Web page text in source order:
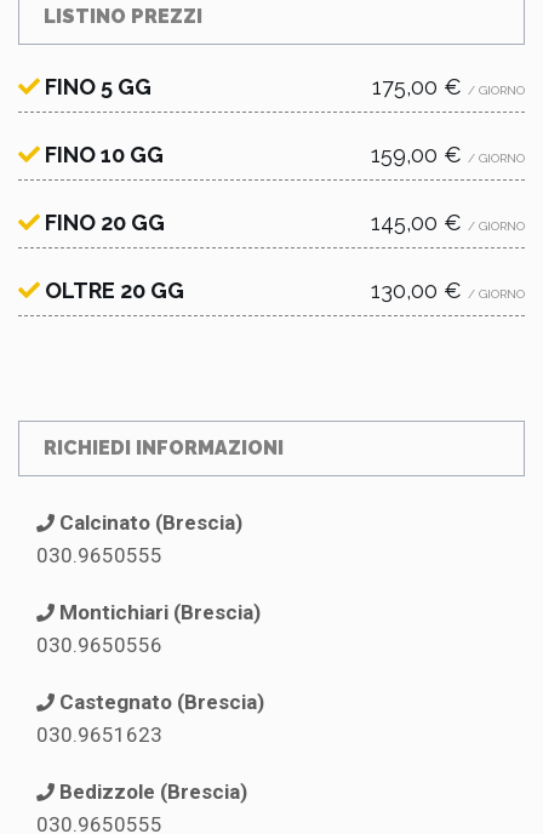
LISTINO PREZZI
FINO 5 GG 175,00 € / GIORNO
FINO 10 GG 159,00 € / GIORNO
FINO 20 GG 145,00 € / GIORNO
OLTRE 20 GG 130,00 € / GIORNO
RICHIEDI INFORMAZIONI
Calcinato (Brescia)
030.9650555
Montichiari (Brescia)
030.9650556
Castegnato (Brescia)
030.9651623
Bedizzole (Brescia)
030.9650555